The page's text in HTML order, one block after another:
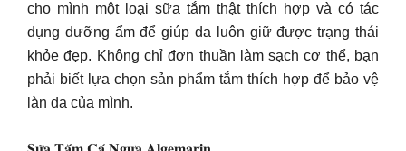
cho mình một loại sữa tắm thật thích hợp và có tác
dụng dưỡng ẩm để giúp da luôn giữ được trạng thái
khỏe đẹp. Không chỉ đơn thuần làm sạch cơ thể, bạn
phải biết lựa chọn sản phẩm tắm thích hợp để bảo vệ
làn da của mình.